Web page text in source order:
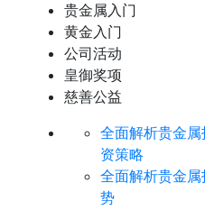
贵金属入门
黄金入门
公司活动
皇御奖项
慈善公益
全面解析贵金
资策略
全面解析贵金
势